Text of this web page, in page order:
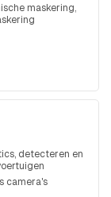
maskering
detecteren en
camera's